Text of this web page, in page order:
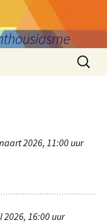
Zoeken
naar:
2026, 11:00 uur
16:00 uur